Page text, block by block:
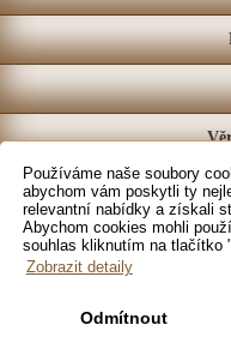
Používáme naše soubory
abychom vám poskytli ty
relevantní nabídky a získali
Abychom cookies mohli
souhlas kliknutím na tlačítko
Zobrazit detaily
Odmítnout